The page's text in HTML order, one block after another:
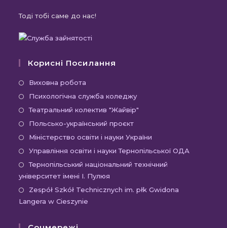
Тоді тобі саме до нас!
Корисні Посилання
Виховна робота
в
новій
вкладці
Психологічна служба коледжуВідкриється
в
вкладці
Театральний колектив "Жайвір"
новій
вкладці
Польсько-український проєктВідкриється
в
новій
вкладці
Міністерство освіти і науки України
в
новій
Управління освіти і науки Тернопільської ОДА
Тернопільський національний технічний
університет імені І. Пулюя
Zespół Szkół Technicznych im. płk Gwidona
Langera w Cieszynie